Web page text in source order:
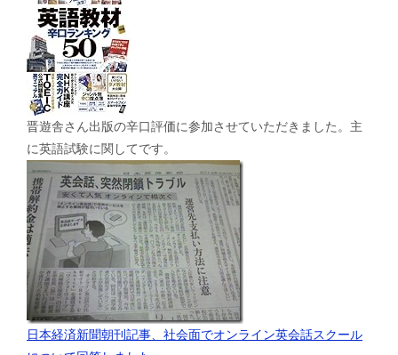
晋遊舎さん出版の辛口評価に参加させていただきました。主
に英語試験に関してです。
日本経済新聞朝刊記事、社会面でオンライン英会話スクール